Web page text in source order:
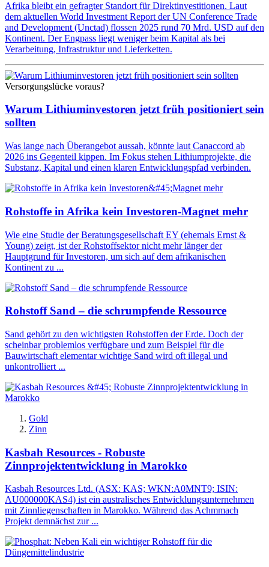
Afrika bleibt ein gefragter Standort für Direktinvestitionen. Laut
dem aktuellen World Investment Report der UN Conference Trade
and Development (Unctad) flossen 2025 rund 70 Mrd. USD auf den
Kontinent. Der Engpass liegt weniger beim Kapital als bei
Verarbeitung, Infrastruktur und Lieferketten.
Versorgungslücke voraus?
Warum Lithiuminvestoren jetzt früh positioniert sein
sollten
Was lange nach Überangebot aussah, könnte laut Canaccord ab
2026 ins Gegenteil kippen. Im Fokus stehen Lithiumprojekte, die
Substanz, Kapital und einen klaren Entwicklungspfad verbinden.
Rohstoffe in Afrika kein Investoren-Magnet mehr
Wie eine Studie der Beratungsgesellschaft EY (ehemals Ernst &
Young) zeigt, ist der Rohstoffsektor nicht mehr länger der
Hauptgrund für Investoren, um sich auf dem afrikanischen
Kontinent zu ...
Rohstoff Sand – die schrumpfende Ressource
Sand gehört zu den wichtigsten Rohstoffen der Erde. Doch der
scheinbar problemlos verfügbare und zum Beispiel für die
Bauwirtschaft elementar wichtige Sand wird oft illegal und
unkontrolliert ...
Gold
Zinn
Kasbah Resources - Robuste
Zinnprojektentwicklung in Marokko
Kasbah Resources Ltd. (ASX: KAS; WKN:A0MNT9; ISIN:
AU000000KAS4) ist ein australisches Entwicklungsunternehmen
mit Zinnliegenschaften in Marokko. Während das Achmmach
Projekt demnächst zur ...